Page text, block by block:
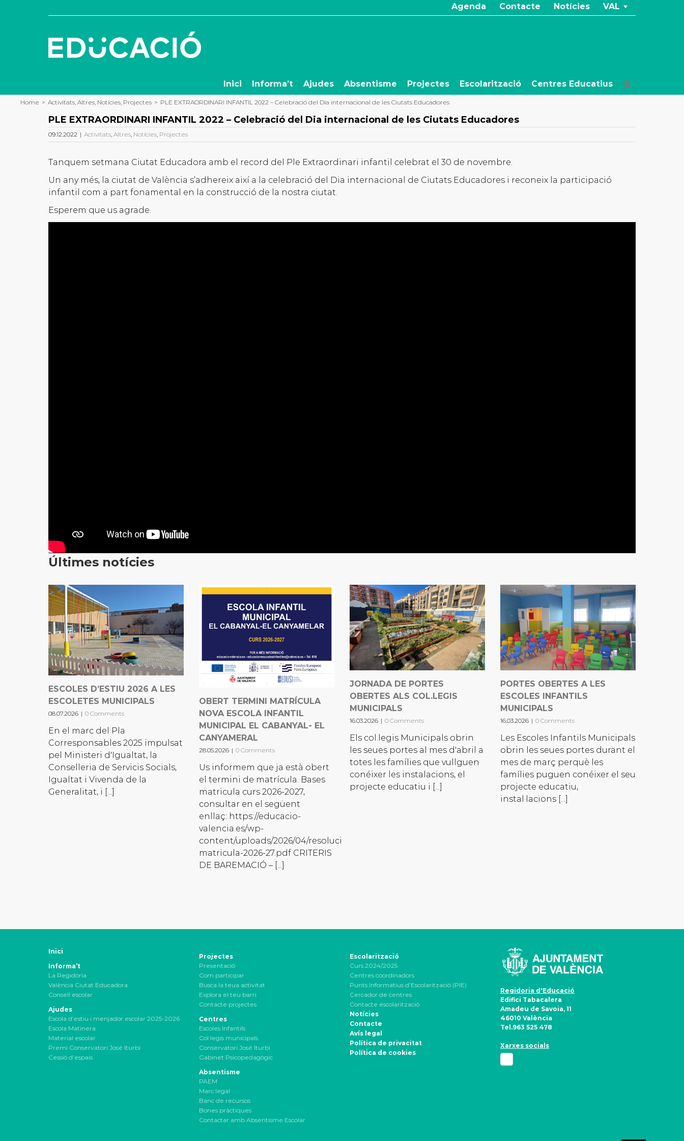
Agenda Contacte Notícies VAL
Inici Informa’t Ajudes Absentisme Projectes Escolarització Centres Educatius
Home > Activitats, Altres, Notícies, Projectes > PLE EXTRAORDINARI INFANTIL 2022 – Celebració del Dia internacional de les Ciutats Educadores
PLE EXTRAORDINARI INFANTIL 2022 – Celebració del Dia internacional de les Ciutats Educadores
09.12.2022 | Activitats, Altres, Notícies, Projectes
Tanquem setmana Ciutat Educadora amb el record del Ple Extraordinari infantil celebrat el 30 de novembre.
Un any més, la ciutat de València s’adhereix així a la celebració del Dia internacional de Ciutats Educadores i reconeix la participació
infantil com a part fonamental en la construcció de la nostra ciutat.
Esperem que us agrade.
Últimes notícies
ESCOLES D’ESTIU 2026 A LES
ESCOLETES MUNICIPALS
08.07.2026 | 0 Comments
En el marc del Pla
Corresponsables 2025 impulsat
pel Ministeri d'Igualtat, la
Conselleria de Servicis Socials,
Igualtat i Vivenda de la
Generalitat, i [...]
OBERT TERMINI MATRÍCULA
NOVA ESCOLA INFANTIL
MUNICIPAL EL CABANYAL- EL
CANYAMERAL
28.05.2026 | 0 Comments
Us informem que ja està obert
el termini de matrícula. Bases
matricula curs 2026-2027,
consultar en el següent
enllaç: https://educacio-
valencia.es/wp-
content/uploads/2026/04/resolucion-
matricula-2026-27.pdf CRITERIS
DE BAREMACIÓ – [...]
JORNADA DE PORTES
OBERTES ALS COL.LEGIS
MUNICIPALS
16.03.2026 | 0 Comments
Els col.legis Municipals obrin
les seues portes al mes d'abril a
totes les famílies que vullguen
conéixer les instalacions, el
projecte educatiu i [...]
PORTES OBERTES A LES
ESCOLES INFANTILS
MUNICIPALS
16.03.2026 | 0 Comments
Les Escoles Infantils Municipals
obrin les seues portes durant el
mes de març perquè les
famílies puguen conéixer el seu
projecte educatiu,
instal·lacions [...]
Inici
Informa’t
La Regidoria
València Ciutat Educadora
Consell escolar
Ajudes
Escola d’estiu i menjador escolar 2025-2026
Escola Matinera
Material escolar
Premi Conservatori José Iturbi
Cessió d’espais
Projectes
Presentació
Com participar
Busca la teua activitat
Explora el teu barri
Contacte projectes
Centres
Escoles Infantils
Col·legis municipals
Conservatori José Iturbi
Gabinet Psicopedagògic
Absentisme
PAEM
Marc legal
Banc de recursos
Bones pràctiques
Contactar amb Absentisme Escolar
Escolarització
Curs 2024/2025
Centres coordinadors
Punts Informatius d’Escolarització (PIE)
Cercador de centres
Contacte escolarització
Notícies
Contacte
Avís legal
Política de privacitat
Política de cookies
Regidoria d'Educació
Edifici Tabacalera
Amadeu de Savoia, 11
46010 València
Tel.963 525 478
Xarxes socials